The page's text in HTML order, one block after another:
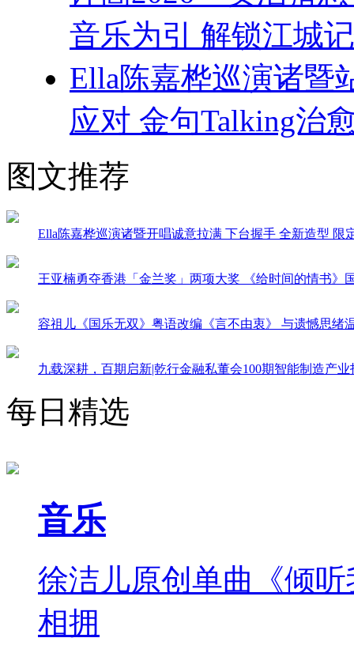
音乐为引 解锁江城
Ella陈嘉桦巡演诸暨
应对 金句Talking治
图文推荐
Ella陈嘉桦巡演诸暨开唱诚意拉满 下台握手 全新造型 限
王亚楠勇夺香港「金兰奖」两项大奖 《给时间的情书》
容祖儿《国乐无双》粤语改编《言不由衷》 与遗憾思绪
九载深耕，百期启新|乾行金融私董会100期智能制造产
每日精选
音乐
徐洁儿原创单曲《倾
相拥